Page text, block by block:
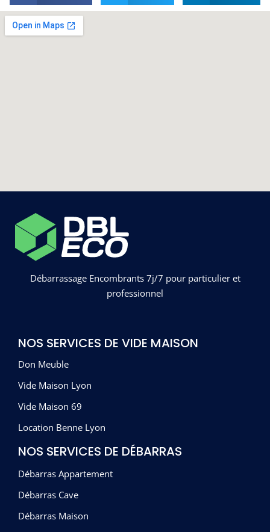
Débarrassage Encombrants 7j/7 pour particulier et
professionnel
NOS SERVICES DE VIDE MAISON
Don Meuble
Vide Maison Lyon
Vide Maison 69
Location Benne Lyon
NOS SERVICES DE DÉBARRAS
Débarras Appartement
Débarras Cave
Débarras Maison